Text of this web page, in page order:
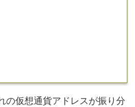
の仮想通貨アドレスが振り分